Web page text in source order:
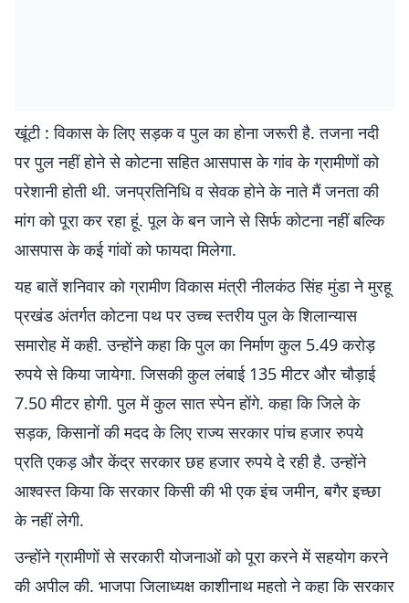
खूंटी : विकास के लिए सड़क व पुल का होना जरूरी है. तजना नदी
पर पुल नहीं होने से कोटना सहित आसपास के गांव के ग्रामीणों को
परेशानी होती थी. जनप्रतिनिधि व सेवक होने के नाते मैं जनता की
मांग को पूरा कर रहा हूं. पूल के बन जाने से सिर्फ कोटना नहीं बल्कि
आसपास के कई गांवों को फायदा मिलेगा.
यह बातें शनिवार को ग्रामीण विकास मंत्री नीलकंठ सिंह मुंडा ने मुरहू
प्रखंड अंतर्गत कोटना पथ पर उच्च स्तरीय पुल के शिलान्यास
समारोह में कही. उन्होंने कहा कि पुल का निर्माण कुल 5.49 करोड़
रुपये से किया जायेगा. जिसकी कुल लंबाई 135 मीटर और चौड़ाई
7.50 मीटर होगी. पुल में कुल सात स्पेन होंगे. कहा कि जिले के
सड़क, किसानों की मदद के लिए राज्य सरकार पांच हजार रुपये
प्रति एकड़ और केंद्र सरकार छह हजार रुपये दे रही है. उन्होंने
आश्वस्त किया कि सरकार किसी की भी एक इंच जमीन, बगैर इच्छा
के नहीं लेगी.
उन्होंने ग्रामीणों से सरकारी योजनाओं को पूरा करने में सहयोग करने
की अपील की. भाजपा जिलाध्यक्ष काशीनाथ महतो ने कहा कि सरकार